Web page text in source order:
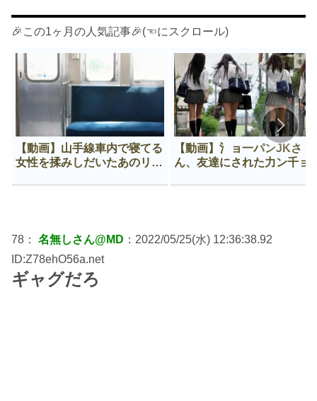
🎉この1ヶ月の人気記事🎉(☜にスクロール)
【動画】山手線車内で寝てる
女性を揉みしだいたあのリー
【動画】氵ョ一パンJKさ
ん、友達にされた力ン千ョ
78： 名無しさん@MD ：2022/05/25(水) 12:36:38.92
ID:Z78ehO56a.net
ギャグだろ